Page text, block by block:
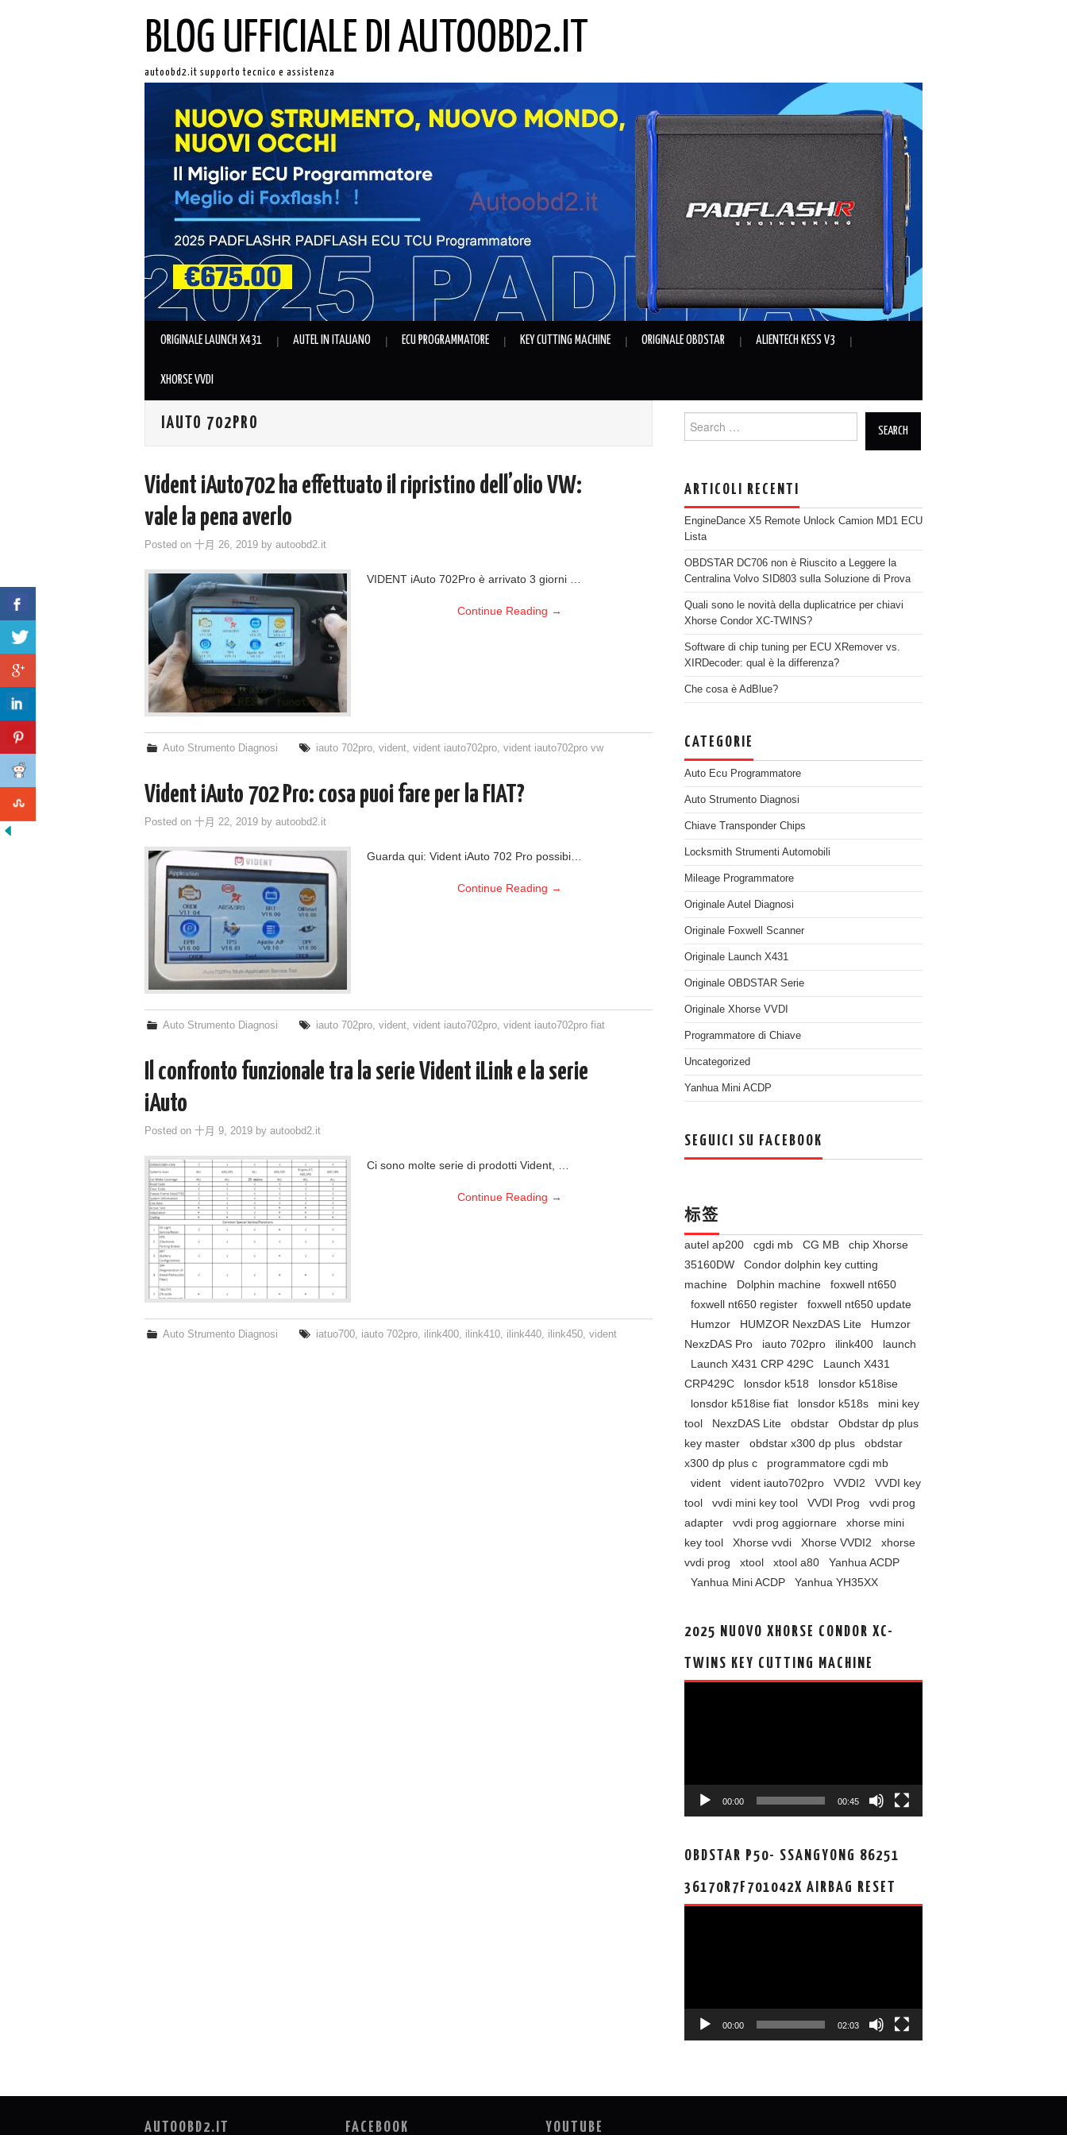
BLOG UFFICIALE DI AUTOOBD2.IT
autoobd2.it supporto tecnico e assistenza
ORIGINALE LAUNCH X431 AUTEL IN ITALIANO ECU PROGRAMMATORE KEY CUTTING MACHINE ORIGINALE OBDSTAR ALIENTECH KESS V3
XHORSE VVDI
IAUTO 702PRO
Vident iAuto702 ha effettuato il ripristino dell’olio VW:
vale la pena averlo
Posted on 十月 26, 2019 by autoobd2.it
VIDENT iAuto 702Pro è arrivato 3 giorni …
Continue Reading →
Auto Strumento Diagnosi iauto 702pro,vident,vident iauto702pro,vident iauto702pro vw
Vident iAuto 702 Pro: cosa puoi fare per la FIAT?
Posted on 十月 22, 2019 by autoobd2.it
Guarda qui: Vident iAuto 702 Pro possibi…
Continue Reading →
Auto Strumento Diagnosi iauto 702pro,vident,vident iauto702pro,vident iauto702pro fiat
Il confronto funzionale tra la serie Vident iLink e la serie
iAuto
Posted on 十月 9, 2019 by autoobd2.it
Ci sono molte serie di prodotti Vident, …
Continue Reading →
Auto Strumento Diagnosi iatuo700, iauto 702pro, ilink400, ilink410, ilink440, ilink450,vident
Search for:
ARTICOLI RECENTI
EngineDance X5 Remote Unlock Camion MD1 ECU
Lista
OBDSTAR DC706 non è Riuscito a Leggere la
Centralina Volvo SID803 sulla Soluzione di Prova
Quali sono le novità della duplicatrice per chiavi
Xhorse Condor XC-TWINS?
Software di chip tuning per ECU XRemover vs.
XIRDecoder: qual è la differenza?
Che cosa è AdBlue?
CATEGORIE
Auto Ecu Programmatore
Auto Strumento Diagnosi
Chiave Transponder Chips
Locksmith Strumenti Automobili
Mileage Programmatore
Originale Autel Diagnosi
Originale Foxwell Scanner
Originale Launch X431
Originale OBDSTAR Serie
Originale Xhorse VVDI
Programmatore di Chiave
Uncategorized
Yanhua Mini ACDP
SEGUICI SU FACEBOOK
标签
autel ap200 cgdi mb CG MB
chip Xhorse
35160DW
Condor dolphin key cutting
machine
Dolphin machine
foxwell nt650
foxwell nt650 register
foxwell nt650 update
Humzor
HUMZOR NexzDAS Lite
Humzor
NexzDAS Pro
iauto 702pro ilink400
launch
Launch X431 CRP 429C
Launch X431
CRP429C
lonsdor k518
lonsdor k518ise
lonsdor k518ise fiat
lonsdor k518s
mini key
tool
NexzDAS Lite obdstar
Obdstar dp plus
key master
obdstar x300 dp plus
obdstar
x300 dp plus c
programmatore cgdi mb
vident
vident iauto702pro VVDI2
VVDI key
tool
vvdi mini key tool VVDI Prog
vvdi prog
adapter
vvdi prog aggiornare
xhorse mini
key tool
Xhorse vvdi Xhorse VVDI2
xhorse
vvdi prog
xtool xtool a80
Yanhua ACDP
Yanhua Mini ACDP
Yanhua YH35XX
2025 NUOVO XHORSE CONDOR XC-
TWINS KEY CUTTING MACHINE
00:00 00:45
OBDSTAR P50- SSANGYONG 86251
36170R7F701042X AIRBAG RESET
00:00 02:03
AUTOOBD2.IT FACEBOOK YOUTUBE